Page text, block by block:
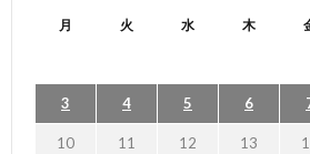
月 火 水 木
3 4 5 6
10 11 12 13